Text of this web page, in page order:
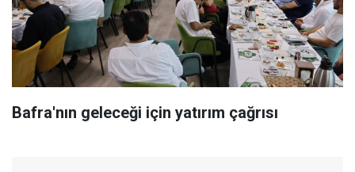
Bafra'nın geleceği için yatırım çağrısı